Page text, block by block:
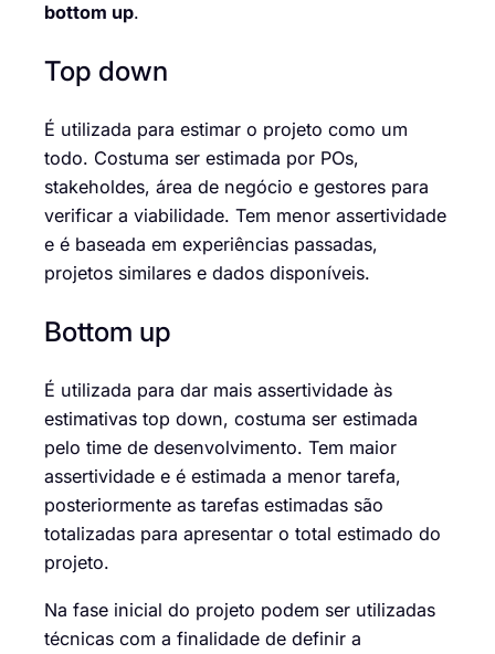
bottom up.
Top down
É utilizada para estimar o projeto como um
todo. Costuma ser estimada por POs,
stakeholdes, área de negócio e gestores para
verificar a viabilidade. Tem menor assertividade
e é baseada em experiências passadas,
projetos similares e dados disponíveis.
Bottom up
É utilizada para dar mais assertividade às
estimativas top down, costuma ser estimada
pelo time de desenvolvimento. Tem maior
assertividade e é estimada a menor tarefa,
posteriormente as tarefas estimadas são
totalizadas para apresentar o total estimado do
projeto.
Na fase inicial do projeto podem ser utilizadas
técnicas com a finalidade de definir a